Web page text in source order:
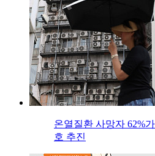
온열질환 사망자 62%
호 추진